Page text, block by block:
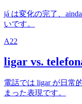
já は変化の完了、
いです。
A22
ligar vs.
電話では ligar が日常
まった表現です。